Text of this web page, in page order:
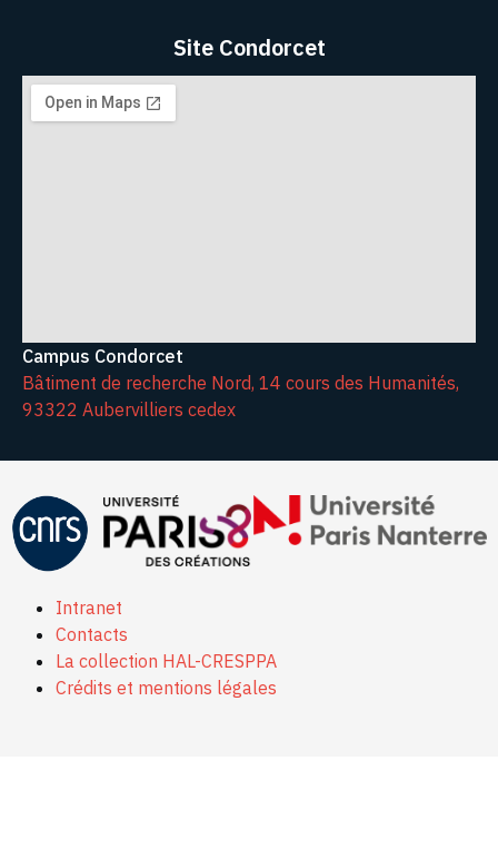
Site Condorcet
Campus Condorcet
Bâtiment de recherche Nord, 14 cours des Humanités,
93322 Aubervilliers cedex
Intranet
Contacts
La collection HAL-CRESPPA
Crédits et mentions légales